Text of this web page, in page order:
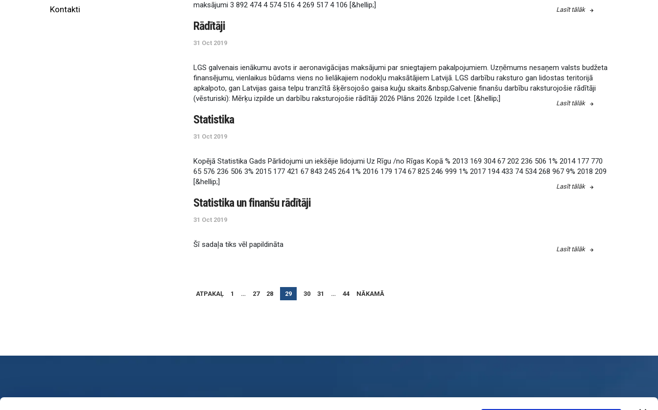
Kontakti
maksājumi 3 892 474 4 574 516 4 269 51 7 4 106 [&hellip;]
Lasīt tālāk
Rādītāji
31 Oct 2019
LGS galvenais ienākumu avots ir aeronavigācijas maksājumi par sniegtajiem pakalpojumiem. Uzņēmums nesaņem valsts budžeta
fnansējumu, vienlaikus būdams viens no lielākajiem nodokļu maksātājiem Latvijā. LGS darbību raksturo gan lidostas teritorijā
apkalpoto, gan Latvijas gaisa telpu tranzītā šķērsojošo gaisa kuģu skaits.&nbsp;Galvenie fnanšu darbību raksturojošie rādītāji
(vēsturiski): Mērķu izpilde un darbību raksturojošie rādītāji 2026 Plāns 2026 Izpilde I.cet. [&hellip;]
Lasīt tālāk
Statistika
31 Oct 2019
Kopējā Statistika Gads Pārlidojumi un iekšējie lidojumi Uz Rīgu /no Rīgas Kopā % 2013 169 304 67 202 236 506 1% 2014 1 77 770
65 576 236 506 3% 201 5 1 77 421 67 843 245 264 1% 2016 1 79 1 74 67 825 246 999 1% 201 7 194 433 74 534 268 967 9% 2018 209
[&hellip;]
Lasīt tālāk
Statistika unfinanšu rādītāji
31 Oct 2019
Šī sadaļa tiks vēl papildināta
Lasīt tālāk
ATPAKAĻ 1 … 27 28 29 30 31 … 44 NĀKAMĀ